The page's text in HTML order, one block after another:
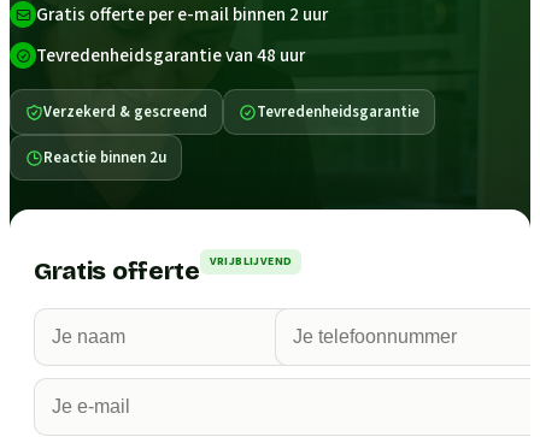
Gratis offerte per e-mail binnen 2 uur
Tevredenheidsgarantie van 48 uur
Verzekerd & gescreend Tevredenheidsgarantie
Reactie binnen 2u
Gratis offerte VRIJBLIJVEND